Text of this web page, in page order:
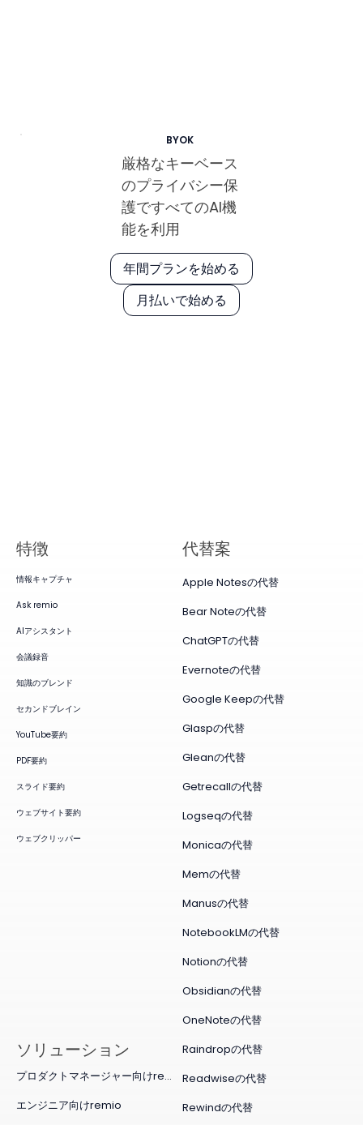
BYOK
厳格なキーベース
のプライバシー保
護ですべてのAI機
能を利用
月払いで始める
年間プランを始める
特徴
情報キャプチャ
Ask remio
AIアシスタント
会議録音
知識のブレンド
セカンドブレイン
YouTube要約
PDF要約
スライド要約
ウェブサイト要約
ウェブクリッパー
代替案
Apple Notesの代替
Bear Noteの代替
ChatGPTの代替
Evernoteの代替
Google Keepの代替
Glaspの代替
Gleanの代替
Getrecallの代替
Logseqの代替
Monicaの代替
Memの代替
Manusの代替
NotebookLMの代替
Notionの代替
Obsidianの代替
OneNoteの代替
Raindropの代替
Readwiseの代替
Rewindの代替
ソリューション
プロダクトマネージャー向けremio
エンジニア向けremio